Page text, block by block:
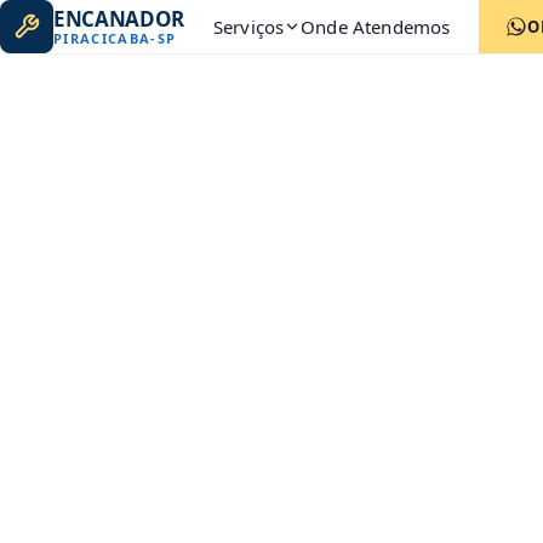
ENCANADOR
PIRACICABA-SP Serviços Onde Atendemos